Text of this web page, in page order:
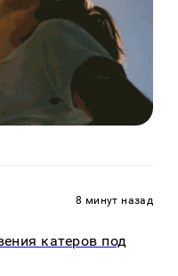
8 минут назад
катеров под